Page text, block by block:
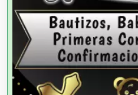
Artículos para el
Artículos para
Artículos